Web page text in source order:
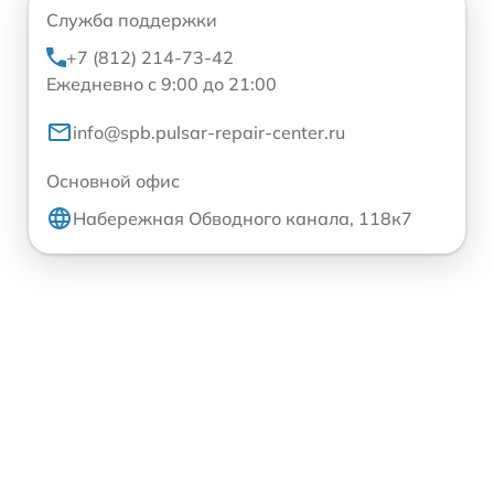
Служба поддержки
+7 (812) 214-73-42
Ежедневно с 9:00 до 21:00
info@spb.pulsar-repair-center.ru
Основной офис
Набережная Обводного канала, 118к7